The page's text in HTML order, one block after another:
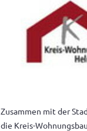
Zusammen mit der
die Kreis-